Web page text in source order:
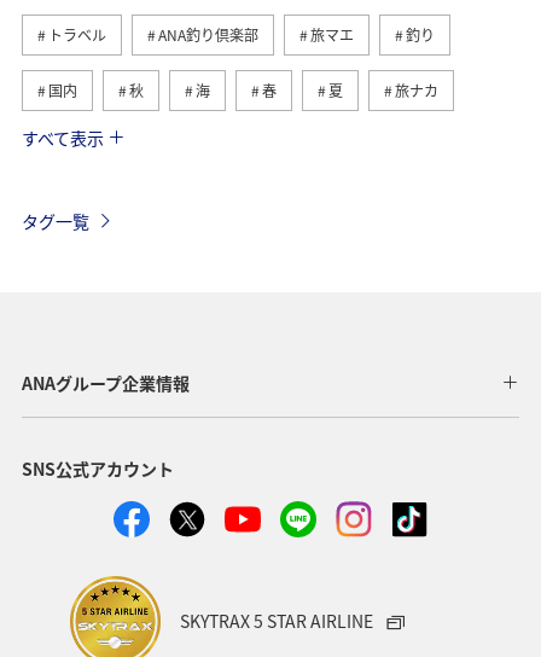
トラベル ANA釣り倶楽部 旅マエ 釣り
国内 秋 海 春 夏 旅ナカ
北海道
クロダイ 長野県 愛知県 お祭り・イベント
ライフ ANAのふるさと納税
タイ オーストラリア 東海地方
福岡県 兵庫県
イシダイ 石垣
すべて表示
タグ一覧
ANAグループ企業情報
SNS公式アカウント
SKYTRAX 5 STAR AIRLINE